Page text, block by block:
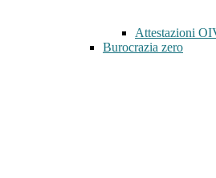
Attestazioni
Burocrazia zero